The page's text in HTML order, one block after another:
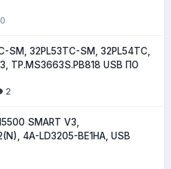
0
SM, 32PL53TC-SM, 32PL54TC,
TP.MS3663S.PB818 USB ПО
2
SMART V3,
4A-LD3205-BE1HA, USB